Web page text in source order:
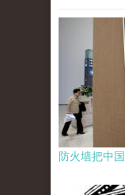
防火墙把中